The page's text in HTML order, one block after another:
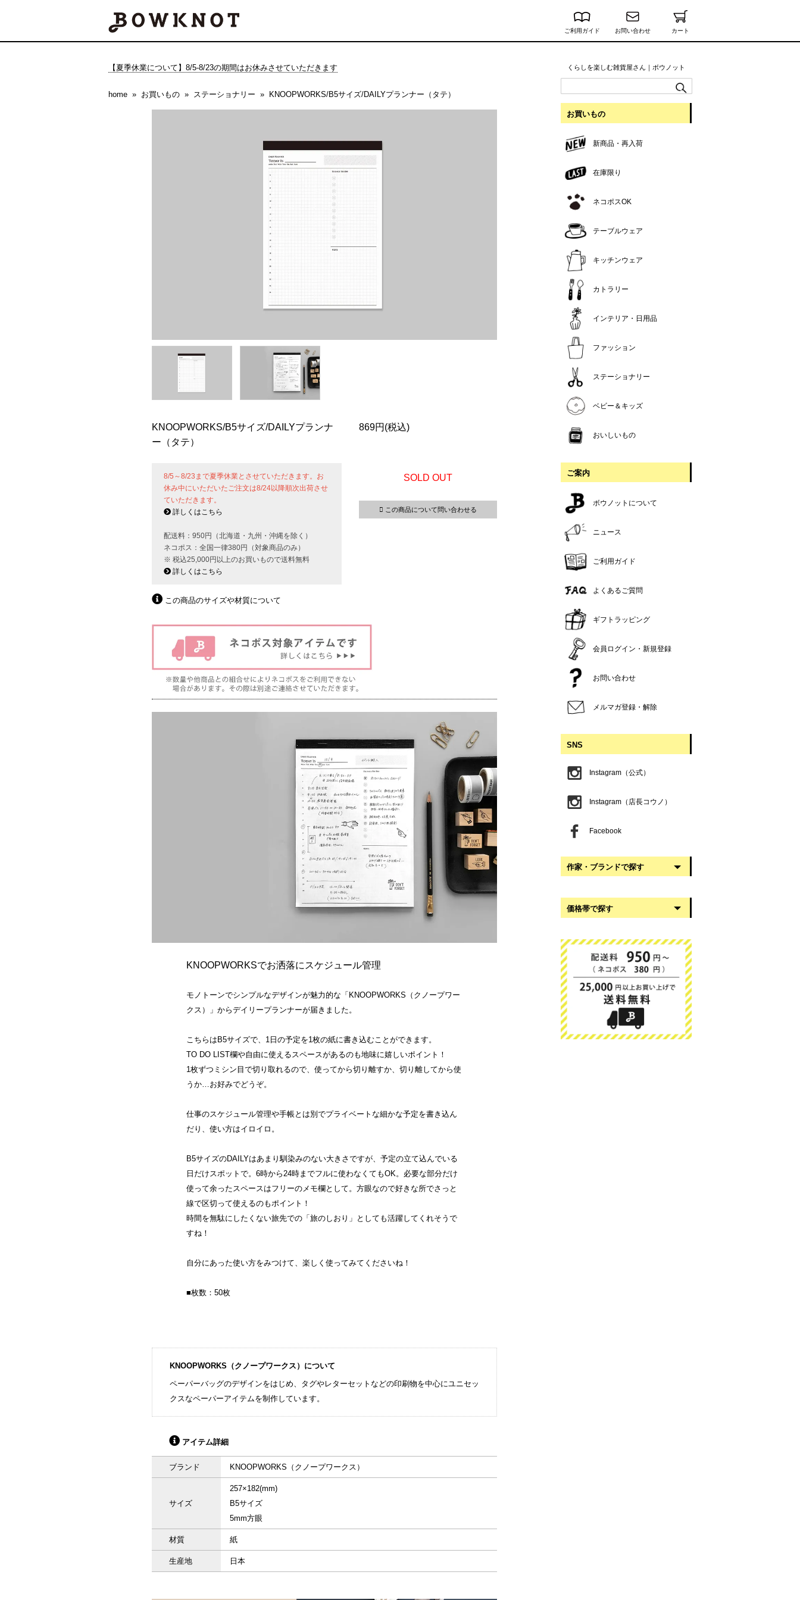
ご利用ガイド お問い合わせ カート
【夏季休業について】8/5-8/23の期間はお休みさせていただきます
home お買いもの ステーショナリー KNOOPWORKS/B5サイズ/DAILYプランナー（タテ）
KNOOPWORKS/B5サイズ/DAILYプランナ
ー（タテ）
869円(税込)
8/5～8/23まで夏季休業とさせていただきます。お
休み中にいただいたご注文は8/24以降順次出荷させ
ていただきます。
詳しくはこちら
配送料：950円（北海道・九州・沖縄を除く）
ネコポス：全国一律380円（対象商品のみ）
※ 税込25,000円以上のお買いもので送料無料
詳しくはこちら
SOLD OUT
この商品について問い合わせる
この商品のサイズや材質について
KNOOPWORKSでお洒落にスケジュール管理
モノトーンでシンプルなデザインが魅力的な「KNOOPWORKS（クノープワー
クス）」からデイリープランナーが届きました。
こちらはB5サイズで、1日の予定を1枚の紙に書き込むことができます。
TO DO LIST欄や自由に使えるスペースがあるのも地味に嬉しいポイント！
1枚ずつミシン目で切り取れるので、使ってから切り離すか、切り離してから使
うか… お好みでどうぞ。
仕事のスケジュール管理や手帳とは別でプライベートな細かな予定を書き込ん
だり、使い方はイロイロ。
B5サイズのDAILYはあまり馴染みのない大きさですが、予定の立て込んでいる
日だけスポットで。6時から24時までフルに使わなくてもOK。必要な部分だけ
使って余ったスペースはフリーのメモ欄として。方眼なので好きな所でさっと
線で区切って使えるのもポイント！
時間を無駄にしたくない旅先での「旅のしおり」としても活躍してくれそうで
すね！
自分にあった使い方をみつけて、楽しく使ってみてくださいね！
■枚数：50枚
KNOOPWORKS（クノープワークス）について
ペーパーバッグのデザインをはじめ、タグやレターセットなどの印刷物を中心にユニセッ
クスなペーパーアイテムを制作しています。
アイテム詳細
ブランド KNOOPWORKS（クノープワークス）
サイズ
257×182(mm)
B5サイズ
5mm方眼
材質 紙
生産地 日本
くらしを楽しむ雑貨屋さん｜ボウノット
お買いもの
新商品・再入荷
在庫限り
ネコポスOK
テーブルウェア
キッチンウェア
カトラリー
インテリア・日用品
ファッション
ステーショナリー
ベビー＆キッズ
おいしいもの
ご案内
ボウノットについて
ニュース
ご利用ガイド
よくあるご質問
ギフトラッピング
会員ログイン・新規登録
お問い合わせ
メルマガ登録・解除
SNS
Instagram（公式）
Instagram（店長コウノ）
Facebook
作家・ブランドで探す
稲葉知子
大館工芸社
岡澤悦子
我戸幹男商店
葛西国太郎
かわちせつこ
日下華子
価格帯で探す
1,000円〜2,999円
3,000円〜4,999円
5,000円〜9,999円
10,000円以上